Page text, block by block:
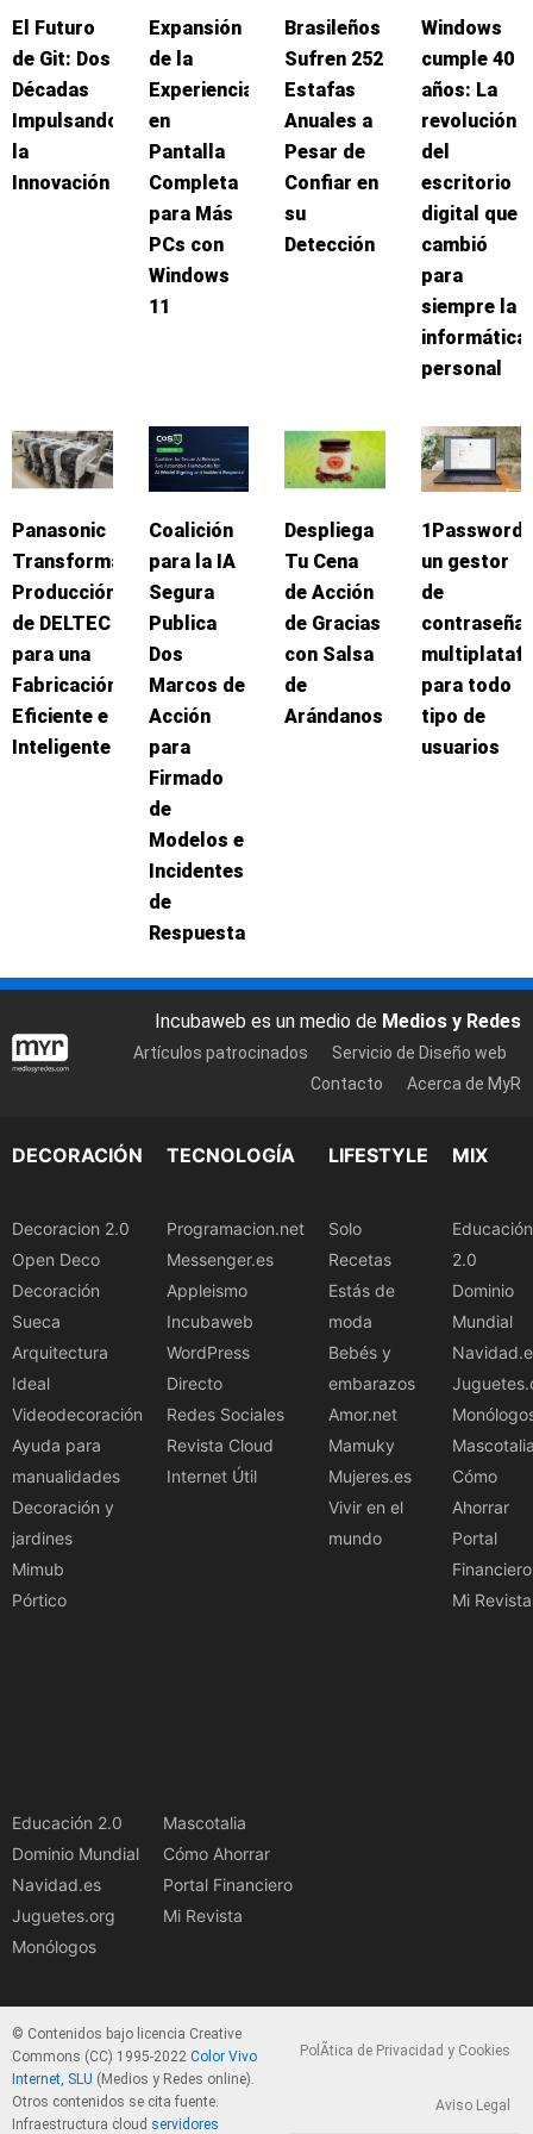
El Futuro
de Git: Dos
Décadas
Impulsando
la
Innovación
Expansión
de la
Experiencia
en
Pantalla
Completa
para Más
PCs con
Windows
11
Brasileños
Sufren 252
Estafas
Anuales a
Pesar de
Confiar en
su
Detección
Windows
cumple 40
años: La
revolución
del
escritorio
digital que
cambió
para
siempre la
informática
personal
Panasonic
Transforma
Producción
de DELTEC
para una
Fabricación
Eficiente e
Inteligente
Coalición
para la IA
Segura
Publica
Dos
Marcos de
Acción
para
Firmado
de
Modelos e
Incidentes
de
Respuesta
Despliega
Tu Cena
de Acción
de Gracias
con Salsa
de
Arándanos
1Password:
un gestor
de
para todo
tipo de
usuarios
Incubaweb es un medio de Medios y Redes
Artículos patrocinados
Servicio de Diseño web
Contacto
Acerca de MyR
DECORACIÓN
Decoracion 2.0
Open Deco
Decoración
Sueca
Arquitectura
Ideal
Videodecoración
Ayuda para
manualidades
Decoración y
jardines
Mimub
Pórtico
TECNOLOGÍA
Programacion.net
Messenger.es
Appleismo
Incubaweb
WordPress
Directo
Redes Sociales
Revista Cloud
Internet Útil
LIFESTYLE
Solo
Recetas
Estás de
moda
Bebés y
embarazos
Amor.net
Mamuky
Mujeres.es
Vivir en el
mundo
MIX
Educación
2.0
Dominio
Mundial
Cómo
Ahorrar
Portal
Financiero
Mi Revista
Educación 2.0
Dominio Mundial
Navidad.es
Juguetes.org
Monólogos
Mascotalia
Cómo Ahorrar
Portal Financiero
Mi Revista
© Contenidos bajo licencia Creative
Commons (CC) 1995-2022 Color Vivo
Internet, SLU (Medios y Redes online).
Otros contenidos se cita fuente.
Infraestructura cloud servidores
PolÃ­tica de Privacidad y Cookies
Aviso Legal